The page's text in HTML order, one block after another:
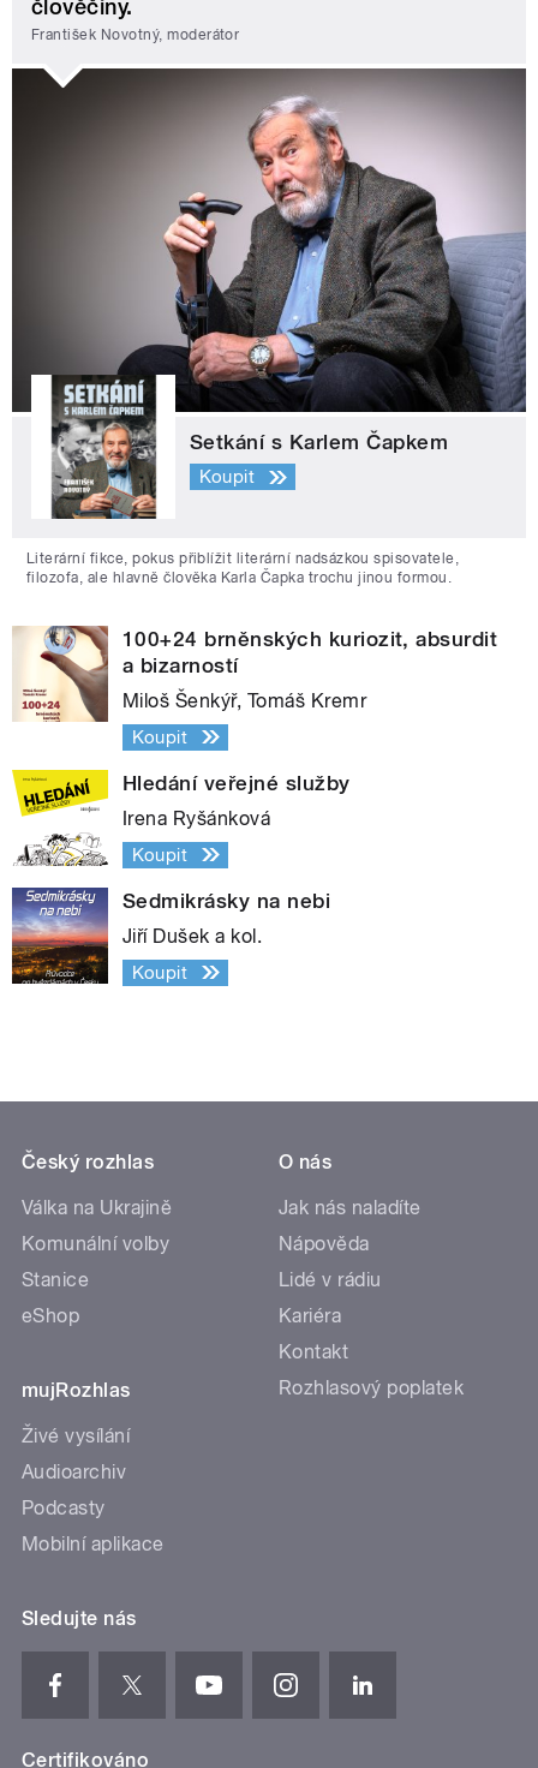
člověčiny.
František Novotný, moderátor
Setkání s Karlem Čapkem
Koupit
Literární fikce, pokus přiblížit literární nadsázkou spisovatele,
filozofa, ale hlavně člověka Karla Čapka trochu jinou formou.
100+24 brněnských kuriozit, absurdit
a bizarností
Miloš Šenkýř, Tomáš Kremr
Koupit
Hledání veřejné služby
Irena Ryšánková
Koupit
Sedmikrásky na nebi
Jiří Dušek a kol.
Koupit
Český rozhlas
Válka na Ukrajině
Komunální volby
Stanice
eShop
mujRozhlas
Živé vysílání
Audioarchiv
Podcasty
Mobilní aplikace
O nás
Jak nás naladíte
Nápověda
Lidé v rádiu
Kariéra
Kontakt
Rozhlasový poplatek
Sledujte nás
Certifikováno